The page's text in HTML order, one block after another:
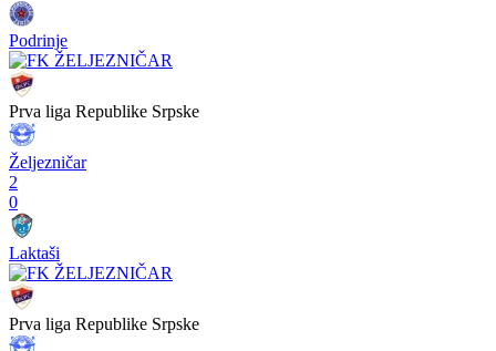
Podrinje
Prva liga Republike Srpske
Željezničar
2
0
Laktaši
Prva liga Republike Srpske